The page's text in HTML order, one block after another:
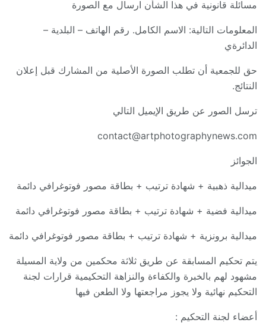
مسائلة قانونية في هذا الشأن ارسال مع الصورة
المعلومات التالية: الاسم الكامل. رقم الهاتف – البلدية –
الدائرةي
حق للجمعية أن تطلب الصورة الأصلية من المشارك قبل إعلان
النتائج.
ترسل الصور عن طريق الإيميل التالي
contact@artphotographynews.com
الجوائز
ميدالية ذهبية + شهادة ترتيب + بطاقة مصور فوتوغرافي دائمة
ميدالية فضية + شهادة ترتيب + بطاقة مصور فوتوغرافي دائمة
ميدالية برونزية + شهادة ترتيب + بطاقة مصور فوتوغرافي دائمة
يتم تحكيم المسابقة عن طريق ثلاثة محكمين من ولاية المسيلة
مشهود لهم بالخبرة والكفاءة والنزاهة التحكيمية قرارات لجنة
التحكيم نهائية ولا يجوز مراجعتها ولا الطعن فيها
أعضاء لجنة التحكيم :